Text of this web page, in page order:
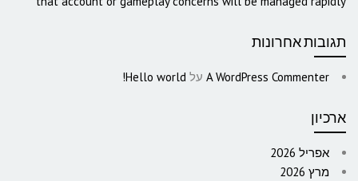
תגובות אחרונות
A WordPress Commenter על Hello world!
ארכיון
אפריל 2026
מרץ 2026